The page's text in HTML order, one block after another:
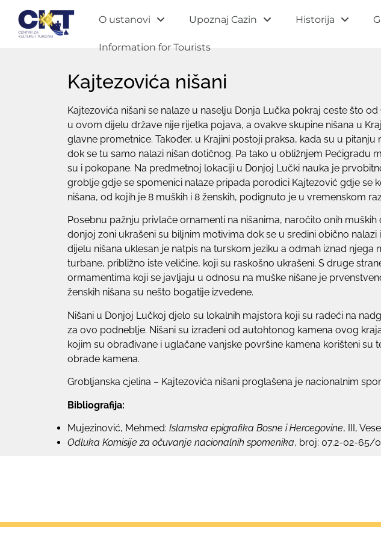
O ustanovi Upoznaj Cazin Historija
Information for Tourists
Kajtezovića nišani
Kajtezovića nišani se nalaze u naselju Donja Lučka pokraj ceste što
u ovom dijelu države nije rijetka pojava, a ovakve skupine nišana u
glavne prometnice. Također, u Krajini postoji praksa, kada su u
dok se tu samo nalazi nišan dotičnog. Pa tako u obližnjem
su i pokopane. Na predmetnoj lokaciji u Donjoj Lučki nauka je
groblje gdje se spomenici nalaze pripada porodici Kajtezović gdje se
nišana, od kojih je 8 muških i 8 ženskih, podignuto je u vremenskom
Posebnu pažnju privlače ornamenti na nišanima, naročito onih
donjoj zoni ukrašeni su biljnim motivima dok se u sredini obično
dijelu nišana uklesan je natpis na turskom jeziku a odmah iznad
turbane, približno iste veličine, koji su raskošno ukrašeni. S druge
ormamentima koji se javljaju u odnosu na muške nišane je
ženskih nišana su nešto bogatije izvedene.
Nišani u Donjoj Lučkoj djelo su lokalnih majstora koji su radeći na
za ovo podneblje. Nišani su izrađeni od autohtonog kamena ovog
kojim su obrađivane i uglačane vanjske površine kamena korišteni su
obrade kamena.
Grobljanska cjelina – Kajtezovića nišani proglašena je nacionalnim
Bibliografija:
Mujezinović, Mehmed: Islamska epigrafika Bosne i Hercegovine, III,
Odluka Komisije za očuvanje nacionalnih spomenika, broj: 07.2-02-65/